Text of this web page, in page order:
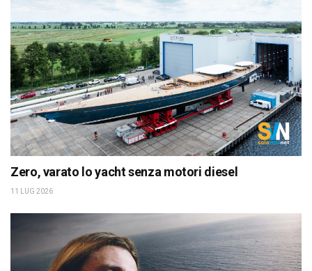
Zero, varato lo yacht senza motori diesel
11 LUG 2026